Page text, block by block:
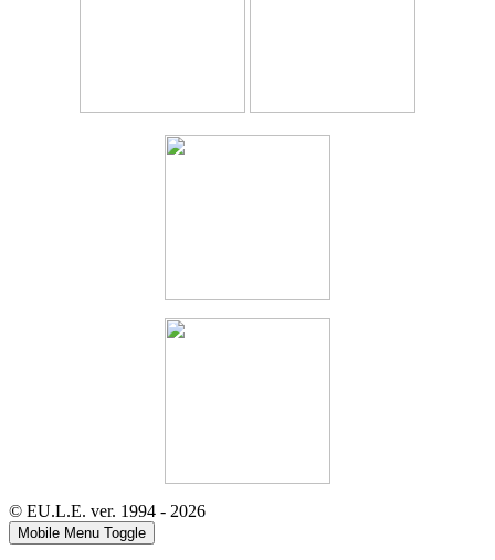
© EU.L.E. ver. 1994 - 2026
Mobile Menu Toggle